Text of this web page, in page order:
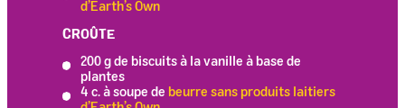
d’Earth’s Own
CROÛTE
200 g de biscuits à la vanille à base de
plantes
4 c. à soupe de beurre sans produits laitiers